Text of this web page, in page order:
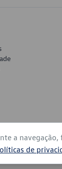
direitos
a
de